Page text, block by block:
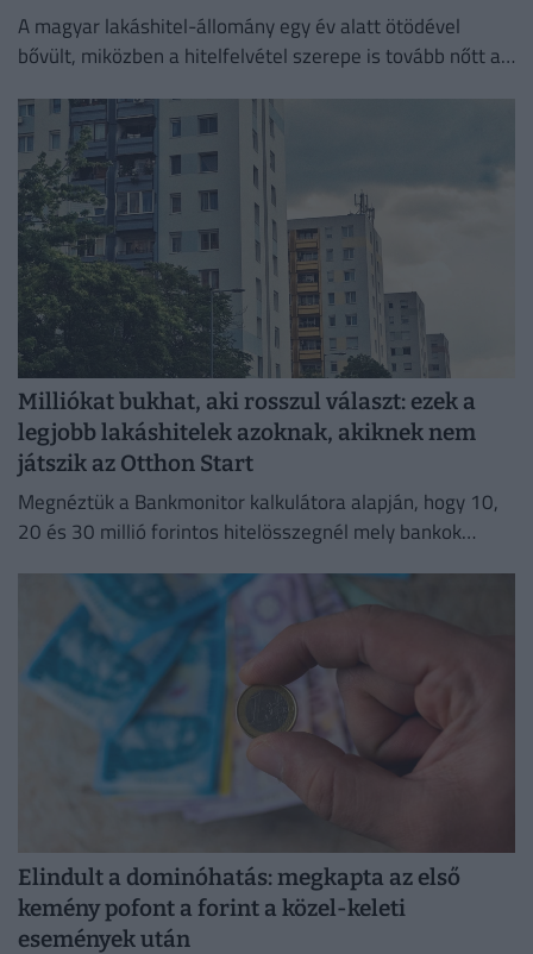
A magyar lakáshitel-állomány egy év alatt ötödével
bővült, miközben a hitelfelvétel szerepe is tovább nőtt a
Milliókat bukhat, aki rosszul választ: ezek a
legjobb lakáshitelek azoknak, akiknek nem
játszik az Otthon Start
Megnéztük a Bankmonitor kalkulátora alapján, hogy 10,
20 és 30 millió forintos hitelösszegnél mely bankok
Elindult a dominóhatás: megkapta az első
kemény pofont a forint a közel-keleti
események után